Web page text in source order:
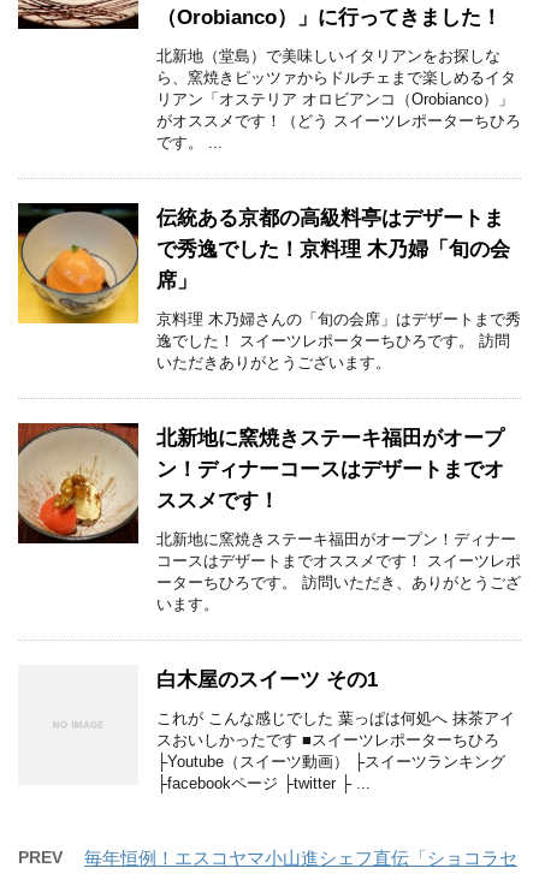
（Orobianco）」に行ってきました！
北新地（堂島）で美味しいイタリアンをお探しな
ら、窯焼きピッツァからドルチェまで楽しめるイタ
リアン「オステリア オロビアンコ（Orobianco）」
がオススメです！（どう スイーツレポーターちひろ
です。 ...
伝統ある京都の高級料亭はデザートま
で秀逸でした！京料理 木乃婦「旬の会
席」
京料理 木乃婦さんの「旬の会席」はデザートまで秀
逸でした！ スイーツレポーターちひろです。 訪問
いただきありがとうございます。
北新地に窯焼きステーキ福田がオープ
ン！ディナーコースはデザートまでオ
ススメです！
北新地に窯焼きステーキ福田がオープン！ディナー
コースはデザートまでオススメです！ スイーツレポ
ーターちひろです。 訪問いただき、ありがとうござ
います。
白木屋のスイーツ その1
これが こんな感じでした 葉っぱは何処へ 抹茶アイ
スおいしかったです ■スイーツレポーターちひろ
├Youtube（スイーツ動画） ├スイーツランキング
├facebookページ ├twitter ├ ...
PREV 毎年恒例！エスコヤマ小山進シェフ直伝「ショコラセ